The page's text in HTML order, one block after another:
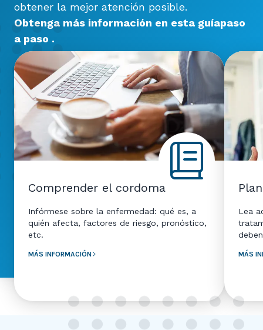
obtener la mejor atención posible.
Obtenga más información en esta guíapaso
a paso .
Comprender el cordoma
Infórmese sobre la enfermedad: qué es, a
quién afecta, factores de riesgo, pronóstico,
etc.
MÁS INFORMACIÓN
Lea
MÁS